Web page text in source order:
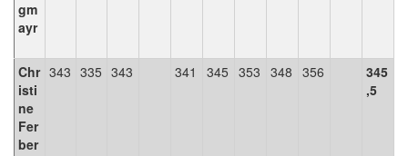
gm
ayr
Chr
isti
ne
Fer
ber
343 335 343 341 345 353 348 356
345
,5